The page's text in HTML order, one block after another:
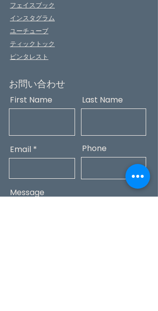
フェイスブック
インスタグラム
ユーチューブ
ティックトック
ピンタレスト
お問い合わせ
First Name Last Name
Email Phone
Message